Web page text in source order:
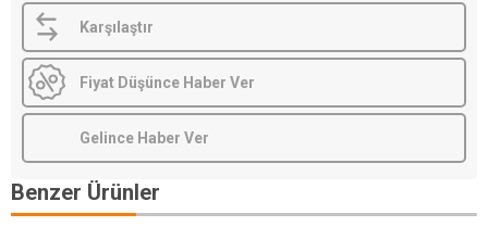
Karşılaştır
Fiyat Düşünce Haber Ver
Gelince Haber Ver
Benzer Ürünler